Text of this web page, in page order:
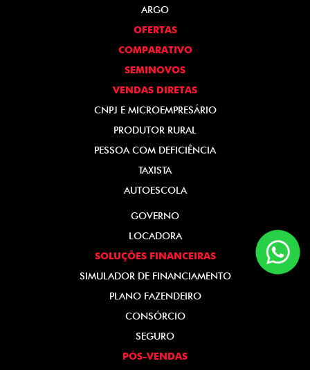
ARGO
OFERTAS
COMPARATIVO
SEMINOVOS
VENDAS DIRETAS
CNPJ E MICROEMPRESÁRIO
PRODUTOR RURAL
PESSOA COM DEFICIÊNCIA
TAXISTA
AUTOESCOLA
GOVERNO
LOCADORA
SOLUÇÕES FINANCEIRAS
SIMULADOR DE FINANCIAMENTO
PLANO FAZENDEIRO
CONSÓRCIO
SEGURO
PÓS-VENDAS